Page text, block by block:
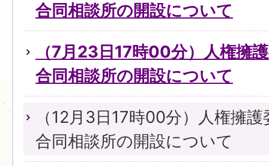
合同相談所の開設について
（7月23日17時00分）人権擁
合同相談所の開設について
（12月3日17時00分）人権擁
合同相談所の開設について